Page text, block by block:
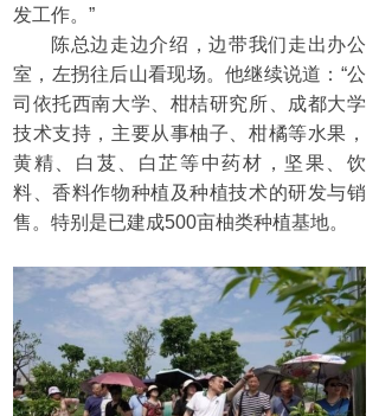
发工作。”
陈总边走边介绍，边带我们走出办公
室，左拐往后山看现场。他继续说道：“公
司依托西南大学、柑桔研究所、成都大学
技术支持，主要从事柚子、柑橘等水果，
黄精、白芨、白芷等中药材，坚果、饮
料、香料作物种植及种植技术的研发与销
售。特别是已建成500亩柚类种植基地。